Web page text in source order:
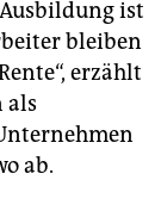
ist
bleiben
erzählt
als
ab.